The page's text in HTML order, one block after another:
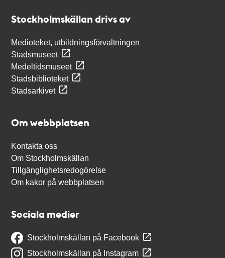
Stockholmskällan drivs av
Medioteket, utbildningsförvaltningen
Stadsmuseet
Medeltidsmuseet
Stadsbiblioteket
Stadsarkivet
Om webbplatsen
Kontakta oss
Om Stockholmskällan
Tillgänglighetsredogörelse
Om kakor på webbplatsen
Sociala medier
Stockholmskällan på Facebook
Stockholmskällan på Instagram